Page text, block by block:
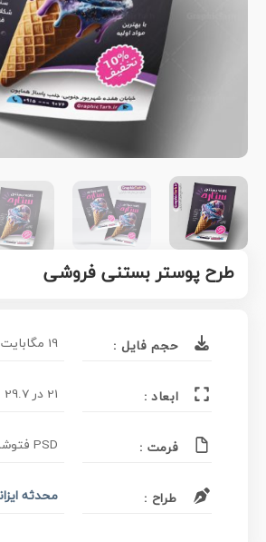
طرح پوستر بستنی فروشی
حجم فایل : 19 مگابایت
ابعاد : 21 در 29.7 سانتی متر
فرمت : PSD فتوشاپ
طراح : محدثه